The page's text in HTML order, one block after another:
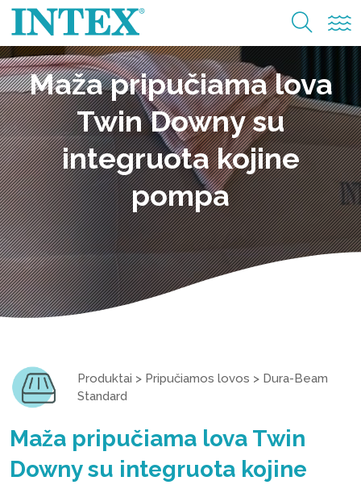
Maža pripučiama lova
Twin Downy su
integruota kojine
pompa
Produktai > Pripučiamos lovos > Dura-Beam
Standard
Maža pripučiama lova Twin
Downy su integruota kojine